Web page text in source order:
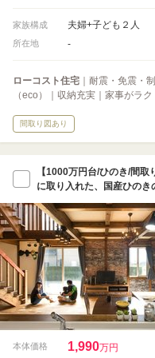
家族構成 夫婦+子ども２人
所在地 -
ローコスト住宅 ｜耐震・免震・
（eco）｜収納充実｜家事がラ
間取り図あり
【1000万円台/ひのき/間
に取り入れた、国産ひのき
本体価格 1,990万円